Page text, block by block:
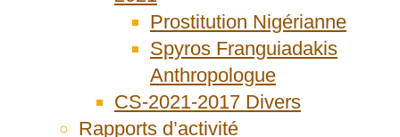
Prostitution Nigérianne
Spyros Franguiadakis
Anthropologue
CS-2021-2017 Divers
Rapports d’activité